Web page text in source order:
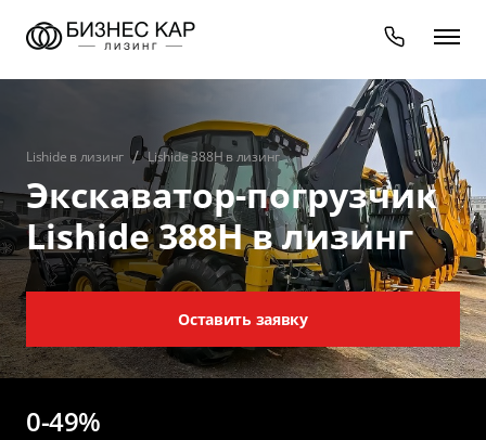
Lishide в лизинг Lishide 388Н в лизинг
Экскаватор-погрузчик
Lishide 388Н в лизинг
Оставить заявку
0-49%